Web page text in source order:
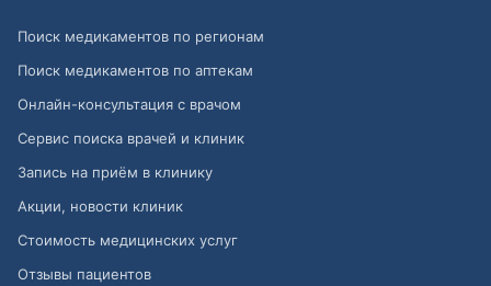
Поиск медикаментов по регионам
Поиск медикаментов по аптекам
Онлайн-консультация с врачом
Сервис поиска врачей и клиник
Запись на приём в клинику
Акции, новости клиник
Стоимость медицинских услуг
Отзывы пациентов